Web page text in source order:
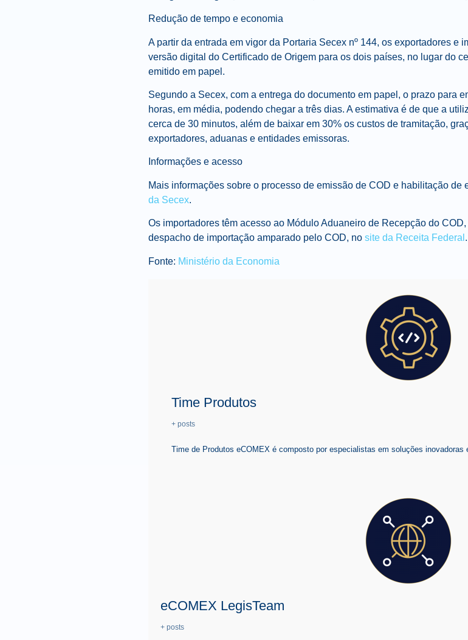
Redução de tempo e economia
A partir da entrada em vigor da Portaria Secex nº 144, os exportadores e
versão digital do Certificado de Origem para os dois países, no lugar do
emitido em papel.
Segundo a Secex, com a entrega do documento em papel, o prazo para
horas, em média, podendo chegar a três dias. A estimativa é de que a
cerca de 30 minutos, além de baixar em 30% os custos de tramitação,
exportadores, aduanas e entidades emissoras.
Informações e acesso
Mais informações sobre o processo de emissão de COD e habilitação de
da Secex.
Os importadores têm acesso ao Módulo Aduaneiro de Recepção do
despacho de importação amparado pelo COD, no site da Receita Federal .
Fonte: Ministério da Economia
Time Produtos
+ posts
Time de Produtos eCOMEX é composto por especialistas em soluções
eCOMEX LegisTeam
+ posts